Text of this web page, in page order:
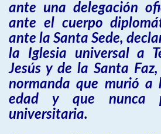
ante una delegación
ante el cuerpo
ante la Santa Sede,
la Iglesia universal a
Jesús y de la Santa
normanda que murió a
edad y que nunca
universitaria.